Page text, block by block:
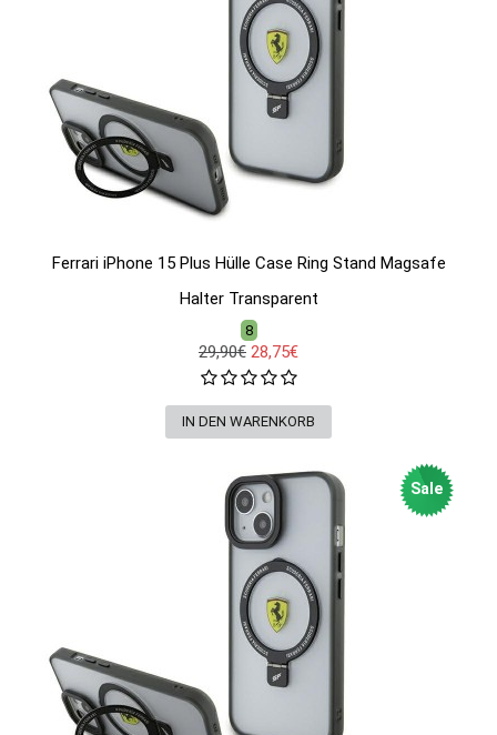
Ferrari iPhone 15 Plus Hülle Case Ring Stand Magsafe
Halter Transparent
8
29,90€ 28,75€
Sale